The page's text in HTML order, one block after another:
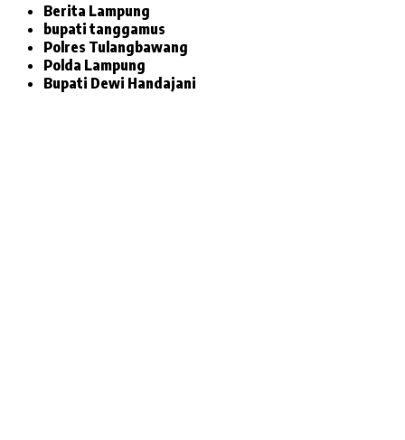
Berita Lampung
bupati tanggamus
Polres Tulangbawang
Polda Lampung
Bupati Dewi Handajani